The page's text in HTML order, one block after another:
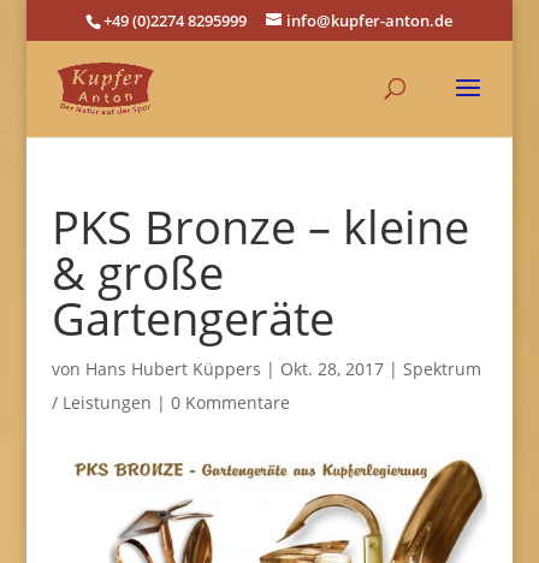
+49 (0)2274 8295999 info@kupfer-anton.de
PKS Bronze – kleine
& große
Gartengeräte
von Hans Hubert Küppers | Okt. 28, 2017| Spektrum
/ Leistungen | 0 Kommentare